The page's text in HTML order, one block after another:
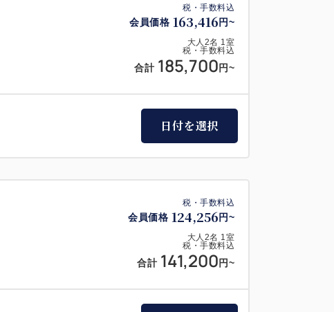
税・手数料込
会員価格 163,416 円~
大人 2名 1室
税・手数料込
合計 185,700 円~
日付を選択
税・手数料込
会員価格 124,256 円~
大人 2名 1室
税・手数料込
合計 141,200 円~